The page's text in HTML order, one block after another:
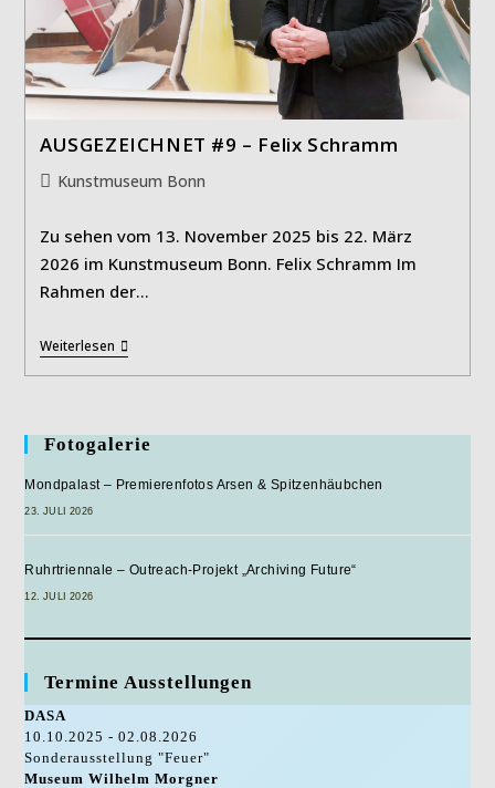
AUSGEZEICHNET #9 – Felix Schramm
Beitrags-
Kunstmuseum Bonn
Zu sehen vom 13. November 2025 bis 22. März
2026 im Kunstmuseum Bonn. Felix Schramm Im
Rahmen der…
WeiterlesenAUSGEZEICHNET
#9
–
Fotogalerie
Mondpalast – Premierenfotos Arsen & Spitzenhäubchen
23. JULI 2026
Ruhrtriennale – Outreach-Projekt „Archiving Future“
12. JULI 2026
Termine Ausstellungen
DASA
10.10.2025 - 02.08.2026
Sonderausstellung "Feuer"
Museum Wilhelm Morgner